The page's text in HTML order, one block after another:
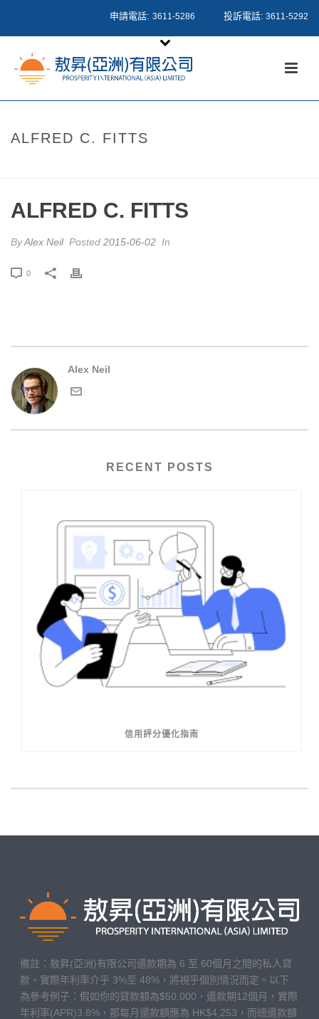
申請電話: 3611-5286 投訴電話: 3611-5292
ALFRED C. FITTS
ALFRED C. FITTS
ByAlex Neil Posted 2015-06-02 In
0
Alex Neil
RECENT POSTS
信用評分優化指南
備註：敖昇(亞洲)有限公司還款期為 6 至 60個月之間的私人貸
款。實際年利率介乎 3%至 48%，將視乎個別情況而定。以下
為參考例子：假如你的貸款額為$50,000，還款期12個月，實際
年利率(APR)3.8%，那每月還款額應為 HK$4,253，而總還款額